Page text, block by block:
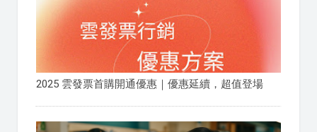
2025 雲發票首購開通優惠｜優惠延續，超值登場